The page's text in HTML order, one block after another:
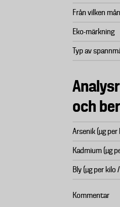
Från vilken
Eko-märkning
Typ av
och
Arsenik (µg
Kadmium (µg
Bly (µg per
Kommentar